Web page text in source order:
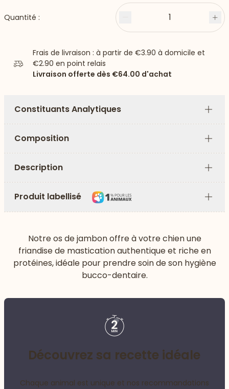
Quantité : Moins 1
Frais de livraison : à partir de €3.90 à domicile et
€2.90 en point relais
Livraison offerte dès €64.00 d'achat
Constituants Analytiques
Plus
Composition
Plus
Description
Plus
Produit labellisé
Notre os de jambon offre à votre chien une
friandise de mastication authentique et riche en
protéines, idéale pour prendre soin de son hygiène
bucco-dentaire.
Découvrez sa recette idéale
Chaque animal est unique et nos recommandations